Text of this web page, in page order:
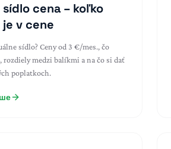
cena – koľko
v cene
sídlo? Ceny od 3 €/mes., čo
rozdiely medzi balíkmi a na čo si dať
poplatkoch.